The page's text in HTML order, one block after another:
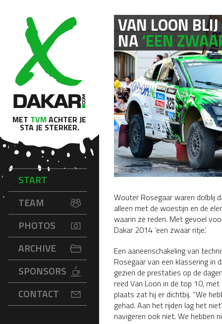
MET TVMACHTER JE
STA JE STERKER.
START
TEAM
PHOTOS
ARCHIVE
SPONSORS
CONTACT
VAN LOON
NA‘EEN
Wouter Rosegaar waren dolblij
alleen met de woestijn en de
waarin ze reden. Met gevoel
Dakar 2014 ‘een zwaar ritje’.
Een aaneenschakeling van
Rosegaar van een klassering in
gezien de prestaties op de
reed Van Loon in de top 10,
plaats zat hij er dichtbij. “We
gehad. Aan het rijden lag het
navigeren ook niet. We hebben